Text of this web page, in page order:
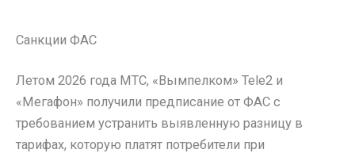
Санкции ФАС
Летом 2026 года МТС, «Вымпелком» Tele2 и
«Мегафон» получили предписание от ФАС с
требованием устранить выявленную разницу в
тарифах, которую платят потребители при